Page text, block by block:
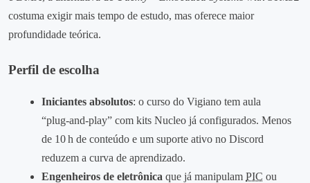
costuma exigir mais tempo de estudo, mas oferece maior
profundidade teórica.
Perfil de escolha
Iniciantes absolutos: o curso do Vigiano tem aula
“plug‑and‑play” com kits Nucleo já configurados. Menos
de 10 h de conteúdo e um suporte ativo no Discord
reduzem a curva de aprendizado.
Engenheiros de eletrônica que já manipulam PIC ou